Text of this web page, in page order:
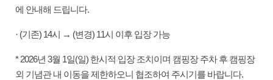
에 안내해 드립니다.
· (기존) 14시 → (변경) 11시 이후 입장 가능
* 2026년 3월 1일(일) 한시적 입장 조치이며 캠핑장 주차 후 캠핑장
외 기념관 내 이동을 제한하오니 협조하여 주시기를 바랍니다.